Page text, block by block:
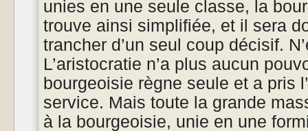
unies en une seule classe, la
trouve ainsi simplifiée, et il sera
trancher d’un seul coup décisif.
L’aristocratie n’a plus aucun
bourgeoisie règne seule et a pris
service. Mais toute la grande
à la bourgeoisie, unie en une